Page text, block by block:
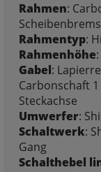
Rahmen:
Rahmentyp:
Rahmenhöhe
Gabel:
Carbonschaft
Steckachse
Umwerfer:
Schaltwerk:
Gang
Schalthebel